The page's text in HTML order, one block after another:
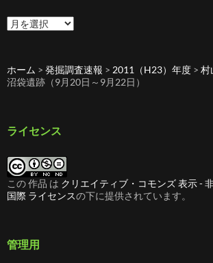
過
去
事
ホーム > 発掘調査速報 > 2011（H23）年度 > 村
沼袋遺跡（9月20日～9月22日）
ライセンス
この 作品 は クリエイティブ・コモンズ 表示 -
国際 ライセンスの下に提供されています。
管理用